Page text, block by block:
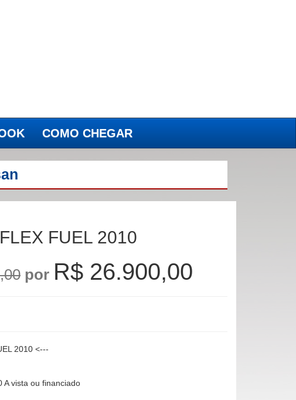
COMO CHEGAR
FUEL 2010
por R$ 26.900,00
2010 <---
A vista ou financiado